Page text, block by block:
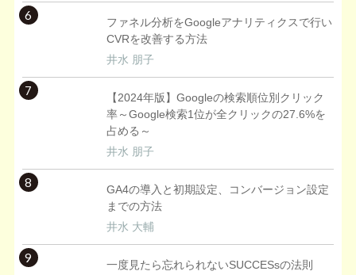
6
ファネル分析をGoogleアナリティクスで行い
CVRを改善する方法
井水 朋子
7
【2024年版】Googleの検索順位別クリック
率～Google検索1位が全クリックの27.6%を
占める～
井水 朋子
8
GA4の導入と初期設定、コンバージョン設定
までの方法
井水 大輔
9
一度見たら忘れられないSUCCESsの法則